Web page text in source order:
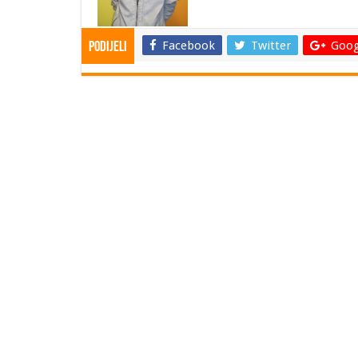
Podijeli Facebook Twitter